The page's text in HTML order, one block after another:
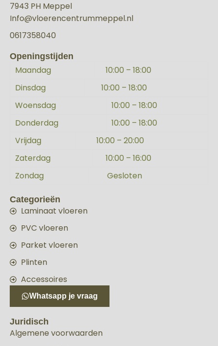
7943 PH Meppel
Info@vloerencentrummeppel.nl
0617358040
Openingstijden
Maandag
10:00 – 18:00
Dinsdag
10:00 – 18:00
Woensdag
10:00 – 18:00
Donderdag
10:00 – 18:00
Vrijdag
10:00 – 20:00
Zaterdag
10:00 – 16:00
Zondag
Gesloten
Categorieën
Laminaat vloeren
PVC vloeren
Parket vloeren
Plinten
Accessoires
Whatsapp je vraag
Juridisch
Algemene voorwaarden